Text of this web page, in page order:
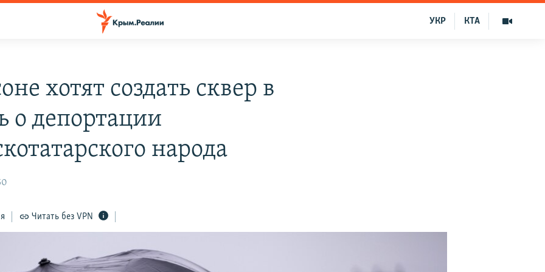
КТА
УКР
хотят создать сквер в
о депортации
народа
Читать без VPN